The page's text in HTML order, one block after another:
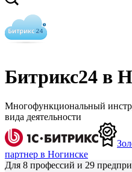
Битрикс24 в
Многофункциональный
вида деятельности
партнер в Ногинске
Для 8 профессий и 29